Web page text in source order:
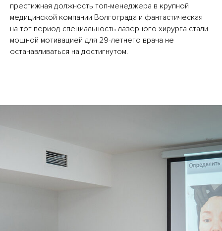
престижная должность топ-менеджера в крупной
медицинской компании Волгограда и фантастическая
на тот период специальность лазерного хирурга стали
мощной мотивацией для 29-летнего врача не
останавливаться на достигнутом.